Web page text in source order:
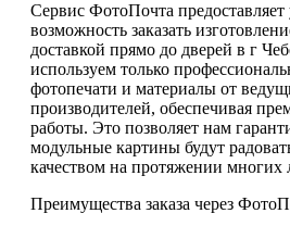
Сервис ФотоПочта
возможность заказать
доставкой прямо до дверей в г
используем только
фотопечати и материалы от
производителей, обеспечивая
работы. Это позволяет нам
модульные картины будут
качеством на протяжении многих
Преимущества заказа через